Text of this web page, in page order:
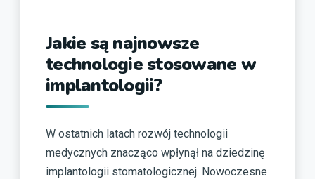
Jakie są najnowsze
technologie stosowane w
implantologii?
W ostatnich latach rozwój technologii
medycznych znacząco wpłynął na dziedzinę
implantologii stomatologicznej. Nowoczesne